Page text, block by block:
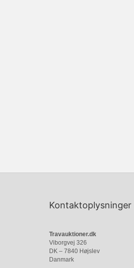
Kontaktoplysninger
Travauktioner.dk
Viborgvej 326
DK – 7840 Højslev
Danmark